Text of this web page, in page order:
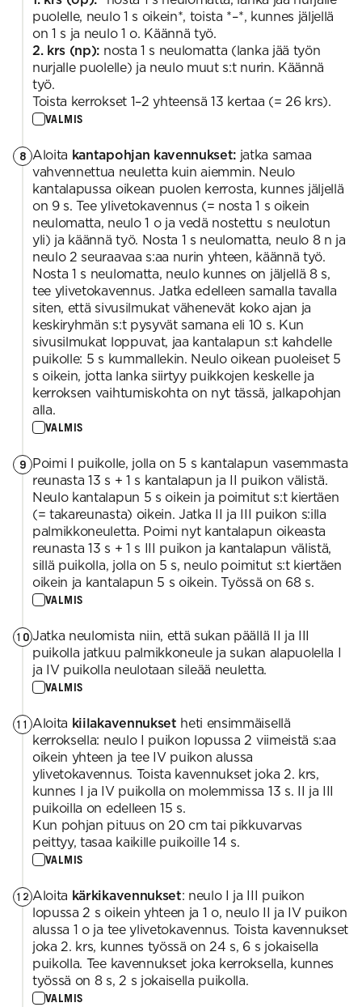
puolelle, neulo 1 s oikein*, toista *–*, kunnes jäljellä
on 1 s ja neulo 1 o. Käännä työ.
2. krs (np): nosta 1 s neulomatta (lanka jää työn
nurjalle puolelle) ja neulo muut s:t nurin. Käännä
työ.
Toista kerrokset 1–2 yhteensä 13 kertaa (= 26 krs).
VALMIS
8 Aloita kantapohjan kavennukset: jatka samaa
vahvennettua neuletta kuin aiemmin. Neulo
kantalapussa oikean puolen kerrosta, kunnes jäljellä
on 9 s. Tee ylivetokavennus (= nosta 1 s oikein
neulomatta, neulo 1 o ja vedä nostettu s neulotun
yli) ja käännä työ. Nosta 1 s neulomatta, neulo 8 n ja
neulo 2 seuraavaa s:aa nurin yhteen, käännä työ.
Nosta 1 s neulomatta, neulo kunnes on jäljellä 8 s,
tee ylivetokavennus. Jatka edelleen samalla tavalla
siten, että sivusilmukat vähenevät koko ajan ja
keskiryhmän s:t pysyvät samana eli 10 s. Kun
sivusilmukat loppuvat, jaa kantalapun s:t kahdelle
puikolle: 5 s kummallekin. Neulo oikean puoleiset 5
s oikein, jotta lanka siirtyy puikkojen keskelle ja
kerroksen vaihtumiskohta on nyt tässä, jalkapohjan
alla.
VALMIS
9 Poimi I puikolle, jolla on 5 s kantalapun vasemmasta
reunasta 13 s + 1 s kantalapun ja II puikon välistä.
Neulo kantalapun 5 s oikein ja poimitut s:t kiertäen
(= takareunasta) oikein. Jatka II ja III puikon s:illa
palmikkoneuletta. Poimi nyt kantalapun oikeasta
reunasta 13 s + 1 s III puikon ja kantalapun välistä,
sillä puikolla, jolla on 5 s, neulo poimitut s:t kiertäen
oikein ja kantalapun 5 s oikein. Työssä on 68 s.
VALMIS
10 Jatka neulomista niin, että sukan päällä II ja III
puikolla jatkuu palmikkoneule ja sukan alapuolella I
ja IV puikolla neulotaan sileää neuletta.
VALMIS
11 Aloita kiilakavennukset heti ensimmäisellä
kerroksella: neulo I puikon lopussa 2 viimeistä s:aa
oikein yhteen ja tee IV puikon alussa
ylivetokavennus. Toista kavennukset joka 2. krs,
kunnes I ja IV puikolla on molemmissa 13 s. II ja III
puikoilla on edelleen 15 s.
Kun pohjan pituus on 20 cm tai pikkuvarvas
peittyy, tasaa kaikille puikoille 14 s.
VALMIS
12 Aloita kärkikavennukset: neulo I ja III puikon
lopussa 2 s oikein yhteen ja 1 o, neulo II ja IV puikon
alussa 1 o ja tee ylivetokavennus. Toista kavennukset
joka 2. krs, kunnes työssä on 24 s, 6 s jokaisella
puikolla. Tee kavennukset joka kerroksella, kunnes
työssä on 8 s, 2 s jokaisella puikolla.
VALMIS